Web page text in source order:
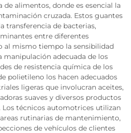
alimentos, donde es esencial la
cruzada. Estos guantes
transferencia de bacterias,
entre diferentes
al mismo tiempo la sensibilidad
manipulación adecuada de los
de resistencia química de los
polietileno los hacen adecuados
ligeras que involucran aceites,
suaves y diversos productos
técnicos automotrices utilizan
rutinarias de mantenimiento,
de vehículos de clientes